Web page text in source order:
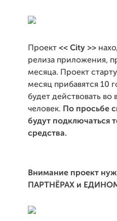
Проект << City >>
релиза приложения,
месяца. Проект
месяц прибавятся 10
будет действовать
человек. По просьбе
будут подключаться
средства.
Внимание проект
ПАРТНЁРАХ и